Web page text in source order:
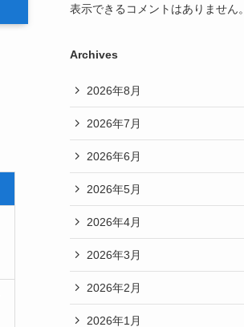
表示できるコメントはありません。
Archives
2026年8月
2026年7月
2026年6月
2026年5月
2026年4月
2026年3月
2026年2月
2026年1月